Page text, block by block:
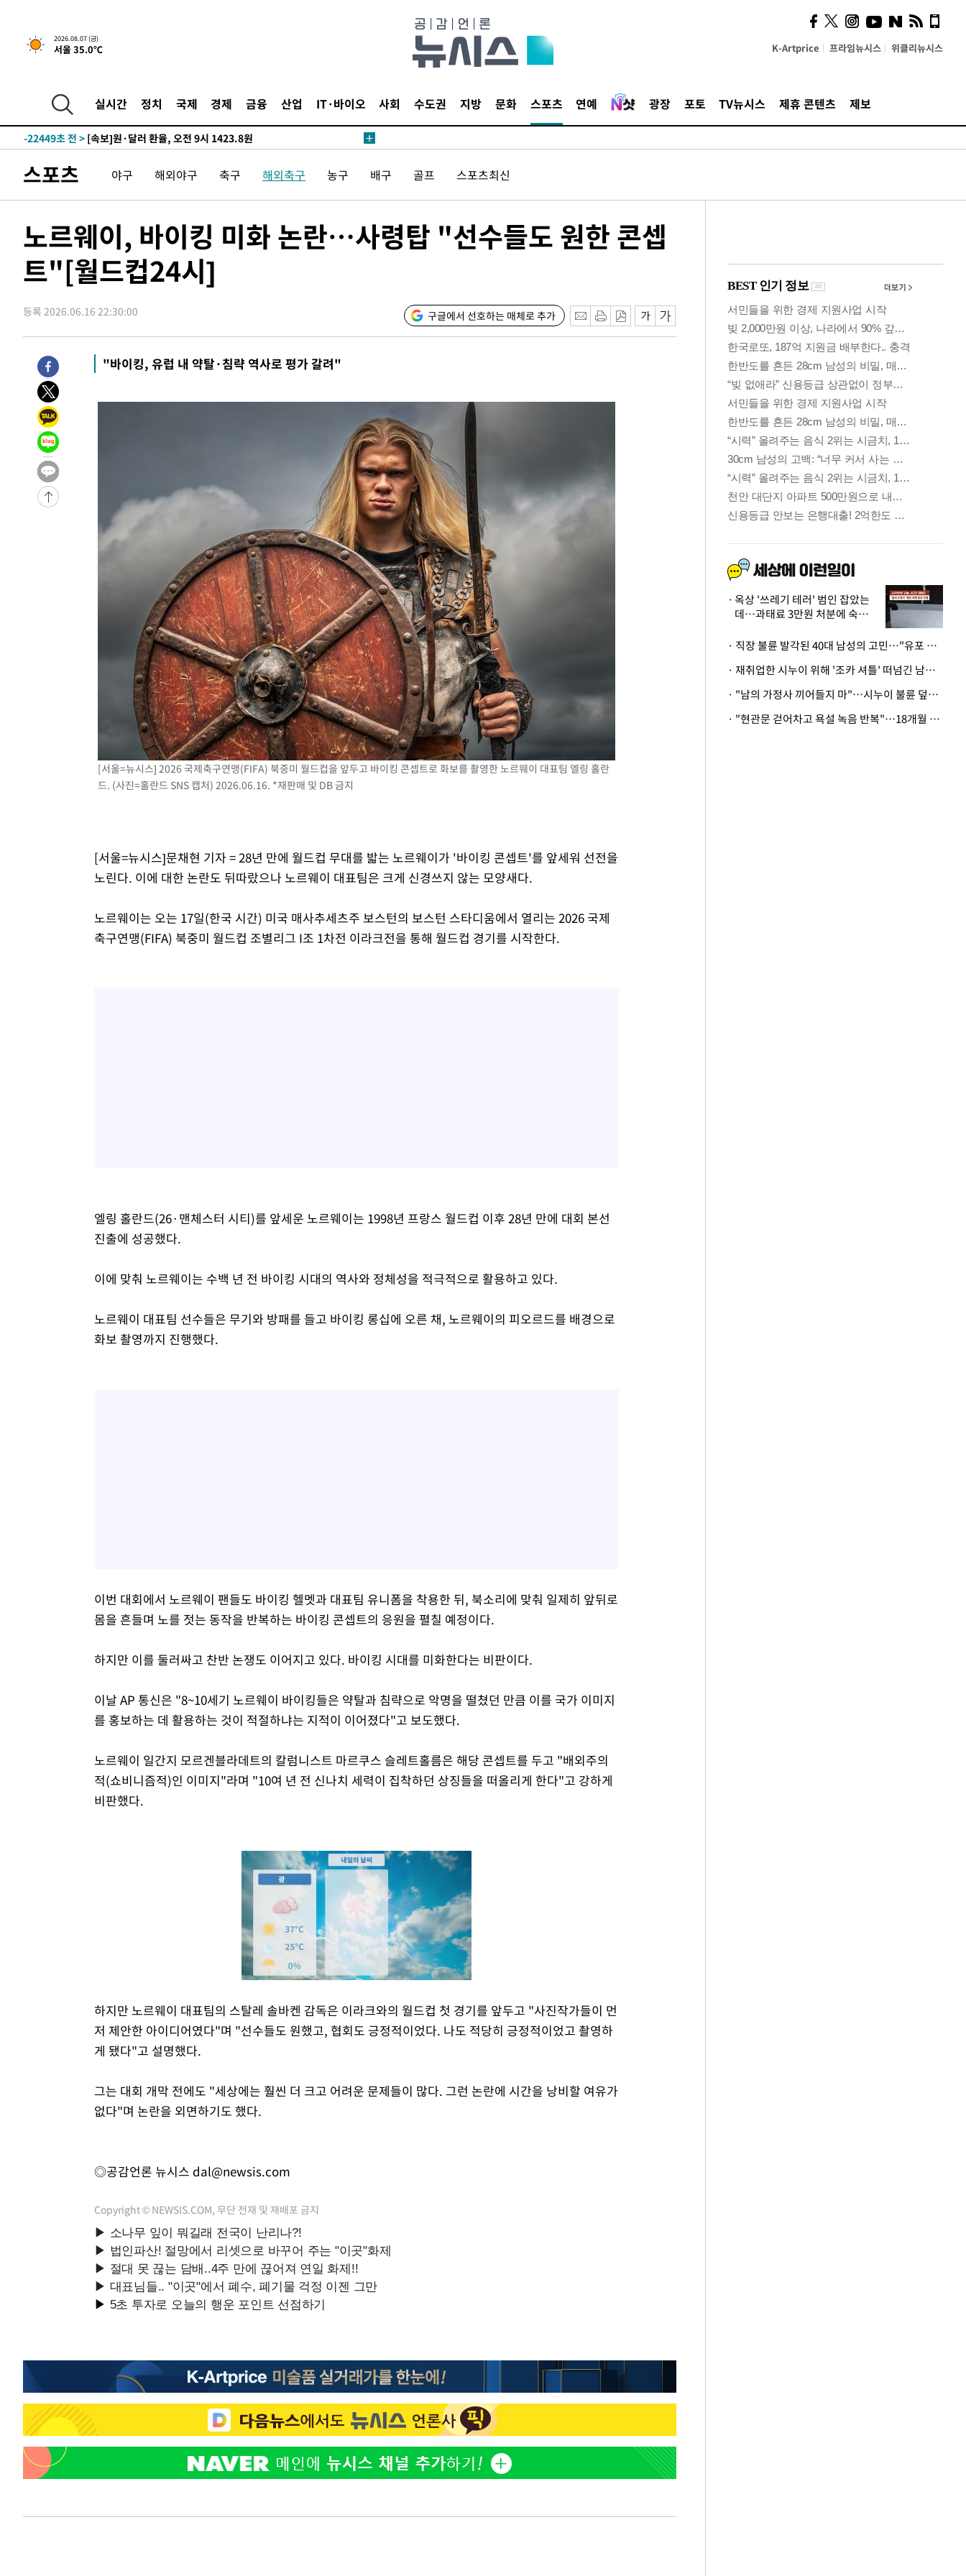
2026.08.07 (금)
서울 35.0℃ K-Artprice 프라임뉴시스 위클리뉴시스
실시간 정치 국제 경제 금융 산업 IT·바이오 사회 수도권 지방 문화 스포츠 연예 광장 포토 TV뉴시스 제휴 콘텐츠 제보
-25856초 전 >민주 콩고 에볼라환자 4천명 돌파, 4053명 발생 1850명 사망
-25106초 전 >[속보]'300억원대 사기 혐의' 차가원 대표 구속 송치
-22813초 전 >
[속보]경찰·노동부, HL만도 평택사업장 끼임 사망 관련 압수수색
-22694초 전 >
압수수색
-22449초 전 > [속보]원·달러 환율, 오전 9시 1423.8원
-22231초 전 >
[속보]코스닥, 5.95포인트(0.74%) 상승한 807.62개장
-22199초 전 >[속보]코스피, 6300선 재탈환…1.09% 오른 6365.07 개장
태
-18662초 전 >입추에도 극한더위…서울 낮 39도 '폭염중대경보'
-13626초 전 >이란, 호르무즈서 "적국 목표물들"과 대치로 남부 케슘섬에서 두차
례 큰 폭발음
-12341초 전 >[속보]美, 폴리실리콘 수입 규제…파생제품 15% 관세, 120일 후
-8192초 전 >[속보] 뉴욕증시, 일제 하락 마감…나스닥 0.06%↓
-32250초 전 >[속보] 7월 중국 수출 23.9%↑ 수입 27.5%↑…무역총액
25.3%↑
-29410초 전 >
[속보]'채상병 순직 책임' 임성근, 항소심도 징역 3년
-29276초 전 >
-25876초 전 >
민주 콩고 에볼라환자 4천명 돌파, 4053명 발생 1850명 사망
-25126초 전 >
-24320초 전 >
"미 전국적 살모네라 식중독 원인은 멕시코산 할라피뇨"-- CDC
-22833초 전 >
[속보]경찰·노동부, HL만도 평택사업장 끼임 사망 관련 압수수색
-22714초 전 >
[속보]합수본, '투표율 허위 입력' 중앙·서울·경기도 선관위 등 9곳
압수수색
-22469초 전 >
[속보]원·달러 환율, 오전 9시 1423.8원
[속보]삼성전자·SK하이닉스 동반 강보합…1%대 상승 출발
[속보]코스닥, 5.95포인트(0.74%) 상승한 807.62개장
[속보]코스피, 6300선 재탈환…1.09% 오른 6365.07 개장
시리아 다마스쿠스 교외에서 미니버스 폭발.. 14명 부상, 3명은 중
입추에도 극한더위…서울 낮 39도 '폭염중대경보'
이란, 호르무즈서 "적국 목표물들"과 대치로 남부 케슘섬에서 두차
[속보]美, 폴리실리콘 수입 규제…파생제품 15% 관세, 120일 후
[속보]트럼프, 美 원정출산 금지 행정명령 서명
[속보] 뉴욕증시, 일제 하락 마감…나스닥 0.06%↓
스포츠 야구 해외야구 축구 해외축구 농구 배구 골프 스포츠최신
노르웨이, 바이킹 미화 논란…사령탑 "선수들도 원한 콘셉
트"[월드컵24시]
등록 2026.06.16 22:30:00 구글에서 선호하는 매체로 추가
"바이킹, 유럽 내 약탈·침략 역사로 평가 갈려"
[서울=뉴시스] 2026 국제축구연맹(FIFA) 북중미 월드컵을 앞두고 바이킹 콘셉트로 화보를 촬영한 노르웨이 대표팀 엘링 홀란
드. (사진=홀란드 SNS 캡처) 2026.06.16. *재판매 및 DB 금지
[서울=뉴시스]문채현 기자 = 28년 만에 월드컵 무대를 밟는 노르웨이가 '바이킹 콘셉트'를 앞세워 선전을
노린다. 이에 대한 논란도 뒤따랐으나 노르웨이 대표팀은 크게 신경쓰지 않는 모양새다.
노르웨이는 오는 17일(한국 시간) 미국 매사추세츠주 보스턴의 보스턴 스타디움에서 열리는 2026 국제
축구연맹(FIFA) 북중미 월드컵 조별리그 I조 1차전 이라크전을 통해 월드컵 경기를 시작한다.
엘링 홀란드(26·맨체스터 시티)를 앞세운 노르웨이는 1998년 프랑스 월드컵 이후 28년 만에 대회 본선
진출에 성공했다.
이에 맞춰 노르웨이는 수백 년 전 바이킹 시대의 역사와 정체성을 적극적으로 활용하고 있다.
노르웨이 대표팀 선수들은 무기와 방패를 들고 바이킹 롱십에 오른 채, 노르웨이의 피오르드를 배경으로
화보 촬영까지 진행했다.
이번 대회에서 노르웨이 팬들도 바이킹 헬멧과 대표팀 유니폼을 착용한 뒤, 북소리에 맞춰 일제히 앞뒤로
몸을 흔들며 노를 젓는 동작을 반복하는 바이킹 콘셉트의 응원을 펼칠 예정이다.
하지만 이를 둘러싸고 찬반 논쟁도 이어지고 있다. 바이킹 시대를 미화한다는 비판이다.
이날 AP 통신은 "8~10세기 노르웨이 바이킹들은 약탈과 침략으로 악명을 떨쳤던 만큼 이를 국가 이미지
를 홍보하는 데 활용하는 것이 적절하냐는 지적이 이어졌다"고 보도했다.
노르웨이 일간지 모르겐블라데트의 칼럼니스트 마르쿠스 슬레트홀름은 해당 콘셉트를 두고 "배외주의
적(쇼비니즘적)인 이미지"라며 "10여 년 전 신나치 세력이 집착하던 상징들을 떠올리게 한다"고 강하게
비판했다.
Mute
하지만 노르웨이 대표팀의 스탈레 솔바켄 감독은 이라크와의 월드컵 첫 경기를 앞두고 "사진작가들이 먼
저 제안한 아이디어였다"며 "선수들도 원했고, 협회도 긍정적이었다. 나도 적당히 긍정적이었고 촬영하
게 됐다"고 설명했다.
그는 대회 개막 전에도 "세상에는 훨씬 더 크고 어려운 문제들이 많다. 그런 논란에 시간을 낭비할 여유가
없다"며 논란을 외면하기도 했다.
◎공감언론 뉴시스 dal@newsis.com
Copyright © NEWSIS.COM, 무단 전재 및 재배포 금지
시, 스마트폰 액세서리에
NFC 더했다
옥상 '쓰레기 테러' 범인 잡았는
데…과태료 3만원 처분에 숙박업
· 직장 불륜 발각된 40대 남성의 고민…"유포 동료 명예훼손·협박죄 고소 가능할까"
· 재취업한 시누이 위해 '조카 셔틀' 떠넘긴 남편…아내 "난 못한다"
· "남의 가정사 끼어들지 마"…시누이 불륜 덮으려는 남편에 억울한 아내
· "현관문 걷어차고 욕설 녹음 반복"…18개월 아기 키우는 집 뒤흔든 '앞집의 비극'